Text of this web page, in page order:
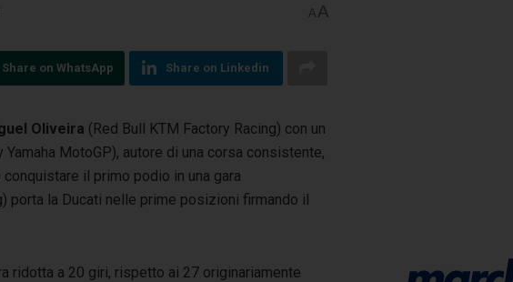
A A
Share on WhatsApp Share on Linkedin
Oliveira (Red Bull KTM Factory Racing) con un
Yamaha MotoGP), autore di una corsa consistente,
il primo podio in una gara
porta la Ducati nelle prime posizioni firmando il
ridotta a 20 giri, rispetto ai 27 originariamente